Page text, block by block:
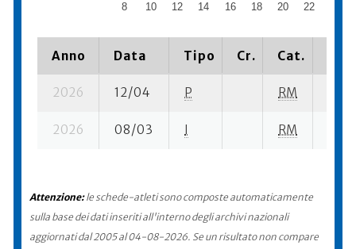
8 10 12 14 16 18 20 22
Anno Data Tipo Cr. Cat.
2026 12/04 P RM
2026 08/03 I RM
Attenzione:le schede-atleti sono composte automaticamente
sulla base dei dati inseriti all'interno degli archivi nazionali
aggiornati dal 2005 al 04-08-2026. Se un risultato non compare